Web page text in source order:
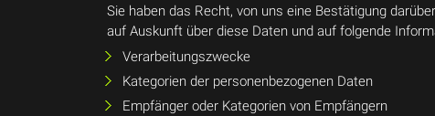
Sie haben das Recht, von uns eine Bestätigung
auf Auskunft über diese Daten und auf folgende
Verarbeitungszwecke
Kategorien der personenbezogenen Daten
Empfänger oder Kategorien von Empfängern